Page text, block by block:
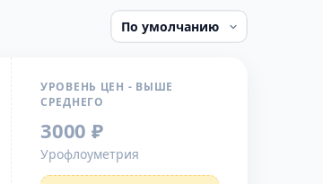
УРОВЕНЬ ЦЕН - ВЫШЕ
СРЕДНЕГО
3000 ₽
Урофлоуметрия